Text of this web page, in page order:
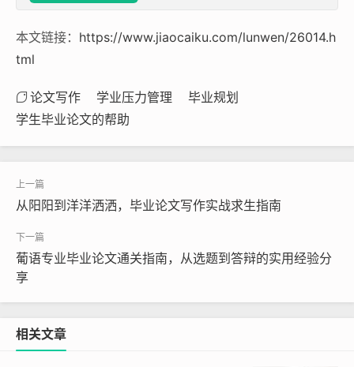
本文链接： https://www.jiaocaiku.com/lunwen/26014.h
tml
论文写作 学业压力管理
毕业规划
学生毕业论文的帮助
从阳阳到洋洋洒洒，毕业论文写作实战求生指南
葡语专业毕业论文通关指南，从选题到答辩的实用经验分
享
相关文章